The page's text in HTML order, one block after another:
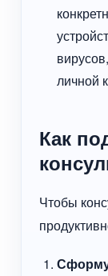
личной
Как
Чтобы